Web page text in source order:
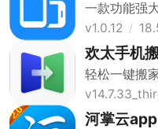
一款功能强
v1.0.12
欢太手机
轻松一键搬
河掌云app